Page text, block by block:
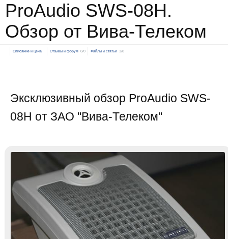
ProAudio SWS-08H.
Обзор от Вива-Телеком
Описание и цена Отзывы и форум 0/0 Файлы и статьи 1/0
Эксклюзивный обзор ProAudio SWS-
08H от ЗАО "Вива-Телеком"